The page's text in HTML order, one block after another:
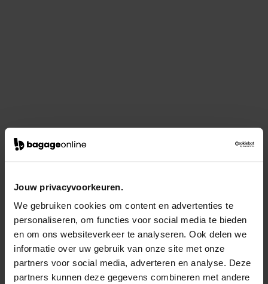
Jouw privacyvoorkeuren.
We gebruiken cookies om content en advertenties te
personaliseren, om functies voor social media te bieden
en om ons websiteverkeer te analyseren. Ook delen we
informatie over uw gebruik van onze site met onze
partners voor social media, adverteren en analyse. Deze
partners kunnen deze gegevens combineren met andere